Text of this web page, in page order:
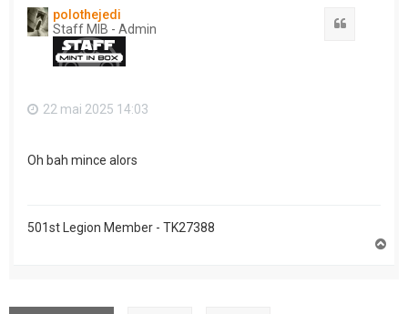
polothejedi
Staff MIB - Admin
22 mai 2025 14:03
Oh bah mince alors
501st Legion Member - TK27388